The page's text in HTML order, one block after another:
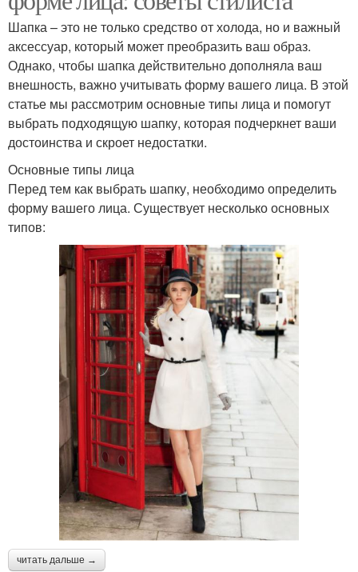
Шапка – это не только средство от холода, но и важный
аксессуар, который может преобразить ваш образ.
Однако, чтобы шапка действительно дополняла ваш
внешность, важно учитывать форму вашего лица. В этой
статье мы рассмотрим основные типы лица и помогут
выбрать подходящую шапку, которая подчеркнет ваши
достоинства и скроет недостатки.
Основные типы лица
Перед тем как выбрать шапку, необходимо определить
форму вашего лица. Существует несколько основных
типов:
читать дальше →